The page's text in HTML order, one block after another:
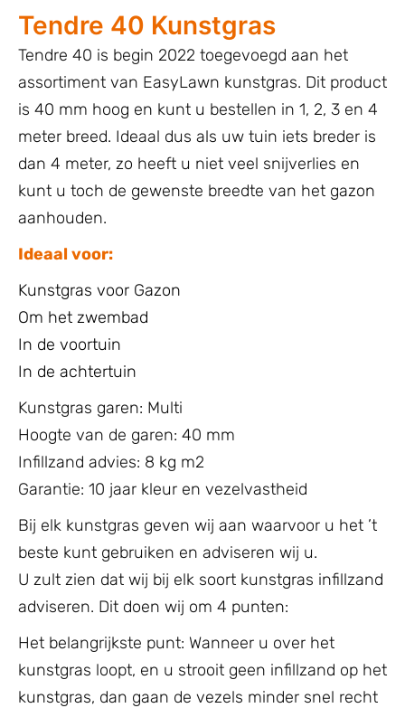
Tendre 40 Kunstgras
Tendre 40 is begin 2022 toegevoegd aan het
assortiment van EasyLawn kunstgras. Dit product
is 40 mm hoog en kunt u bestellen in 1, 2, 3 en 4
meter breed. Ideaal dus als uw tuin iets breder is
dan 4 meter, zo heeft u niet veel snijverlies en
kunt u toch de gewenste breedte van het gazon
aanhouden.
Ideaal voor:
Kunstgras voor Gazon
Om het zwembad
In de voortuin
In de achtertuin
Kunstgras garen: Multi
Hoogte van de garen: 40 mm
Infillzand advies: 8 kg m2
Garantie: 10 jaar kleur en vezelvastheid
Bij elk kunstgras geven wij aan waarvoor u het ’t
beste kunt gebruiken en adviseren wij u.
U zult zien dat wij bij elk soort kunstgras infillzand
adviseren. Dit doen wij om 4 punten:
Het belangrijkste punt: Wanneer u over het
kunstgras loopt, en u strooit geen infillzand op het
kunstgras, dan gaan de vezels minder snel recht